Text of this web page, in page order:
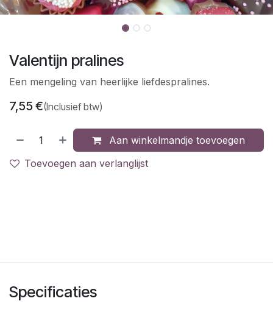
Valentijn pralines
Een mengeling van heerlijke liefdespralines.
7,55 €(Inclusief btw)
Aan winkelmandje toevoegen
Toevoegen aan verlanglijst
Specificaties